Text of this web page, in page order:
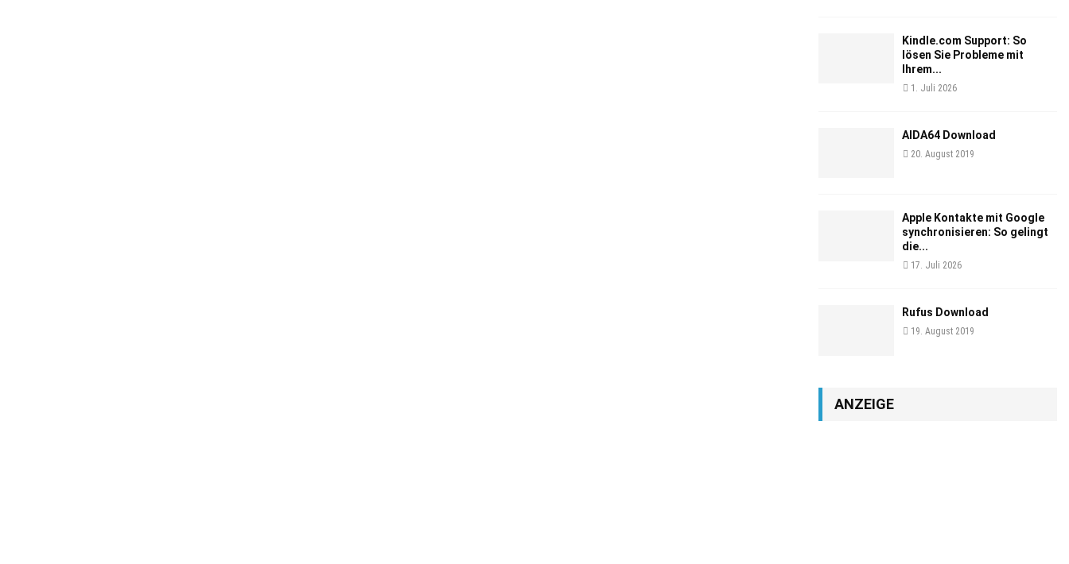
Kindle.com Support: So
lösen Sie Probleme mit
Ihrem...
1. Juli 2026
AIDA64 Download
20. August 2019
Apple Kontakte mit Google
synchronisieren: So gelingt
die...
17. Juli 2026
Rufus Download
19. August 2019
ANZEIGE